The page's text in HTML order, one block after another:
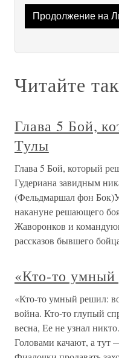
Продолжение на
Читайте
Глава 5 Бой,
Тулы
Глава 5 Бой, который
Гудериана завидным
(Фельдмаршал фон
накануне решающего
Жаворонков и
рассказов бывшего
«Кто-то
«Кто-то умный решил:
война. Кто-то глупый
весна, Ее не узнал
Головами качают, а тут